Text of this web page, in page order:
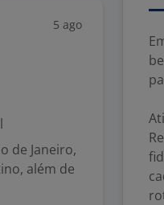
5 ago
de Janeiro,
além de